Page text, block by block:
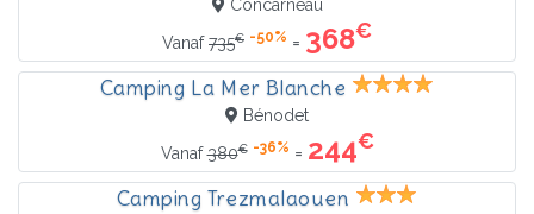
Concarneau
Vanaf735€ -50% = 368€
Camping La Mer Blanche
Bénodet
Vanaf380€ -36% = 244€
Camping Trezmalaouen